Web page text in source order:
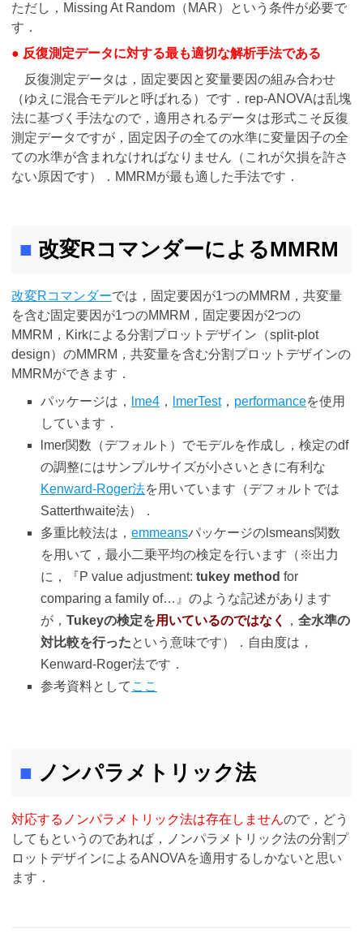
ただし，Missing At Random（MAR）という条件が必要で
す．
● 反復測定データに対する最も適切な解析手法である
反復測定データは，固定要因と変量要因の組み合わせ
（ゆえに混合モデルと呼ばれる）です．rep-ANOVAは乱塊
法に基づく手法なので，適用されるデータは形式こそ反復
測定データですが，固定因子の全ての水準に変量因子の全
ての水準が含まれなければなりません（これが欠損を許さ
ない原因です）．MMRMが最も適した手法です．
■ 改変RコマンダーによるMMRM
改変Rコマンダーでは，固定要因が1つのMMRM，共変量
を含む固定要因が1つのMMRM，固定要因が2つの
MMRM，Kirkによる分割プロットデザイン（split-plot
design）のMMRM，共変量を含む分割プロットデザインの
MMRMができます．
パッケージは，
lme4 ， lmerTest， performanceを使用
しています．
lmer関数（デフォルト）でモデルを作成し，検定のdf
の調整にはサンプルサイズが小さいときに有利な
Kenward-Roger法を用いています（デフォルトでは
Satterthwaite法）．
多重比較法は， emmeansパッケージのlsmeans関数
を用いて，最小二乗平均の検定を行います（※出力
に，『P value adjustment: tukey method for
comparing a family of…』のような記述があります
が， Tukeyの検定を用いているのではなく ， 全水準の
対比較を行ったという意味です）．自由度は，
Kenward-Roger法です．
参考資料として ここ
■ ノンパラメトリック法
対応するノンパラメトリック法は存在しませんので，どう
してもというのであれば，ノンパラメトリック法の分割プ
ロットデザインによるANOVAを適用するしかないと思い
ます．